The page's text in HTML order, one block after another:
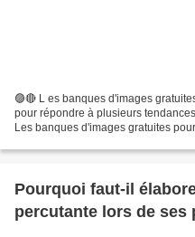
🟣🔴 L es banques d'images
pour répondre à plusieurs
Les banques d'images gratuites
Pourquoi faut-il
percutante lors de ses